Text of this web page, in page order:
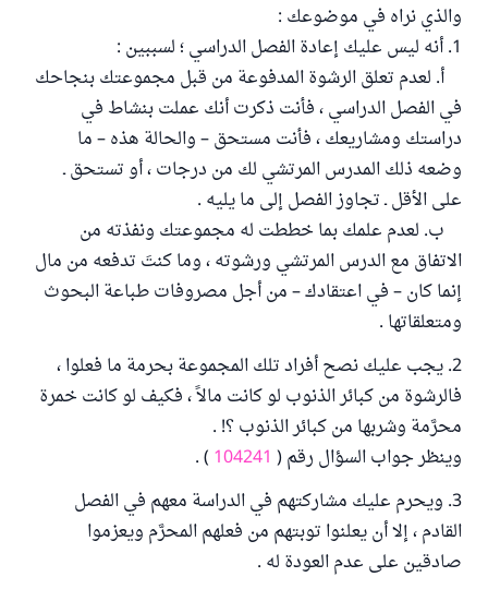
والذي نراه في موضوعك :
1. أنه ليس عليك إعادة الفصل الدراسي ؛ لسببين :
أ. لعدم تعلق الرشوة المدفوعة من قبل مجموعتك بنجاحك
في الفصل الدراسي ، فأنت ذكرت أنك عملت بنشاط في
دراستك ومشاريعك ، فأنت مستحق – والحالة هذه – ما
وضعه ذلك المدرس المرتشي لك من درجات ، أو تستحق ـ
على الأقل ـ تجاوز الفصل إلى ما يليه .
ب. لعدم علمك بما خططت له مجموعتك ونفذته من
الاتفاق مع الدرس المرتشي ورشوته ، وما كنتَ تدفعه من مال
إنما كان – في اعتقادك – من أجل مصروفات طباعة البحوث
ومتعلقاتها .
2. يجب عليك نصح أفراد تلك المجموعة بحرمة ما فعلوا ،
فالرشوة من كبائر الذنوب لو كانت مالاً ، فكيف لو كانت خمرة
محرَّمة وشربها من كبائر الذنوب ؟! .
وينظر جواب السؤال رقم ( 104241
) .
3. ويحرم عليك مشاركتهم في الدراسة معهم في الفصل
القادم ، إلا أن يعلنوا توبتهم من فعلهم المحرَّم ويعزموا
صادقين على عدم العودة له .